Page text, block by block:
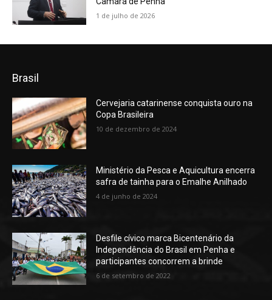
1 de julho de 2026
Brasil
Cervejaria catarinense conquista ouro na
Copa Brasileira
10 de dezembro de 2024
Ministério da Pesca e Aquicultura encerra
safra de tainha para o Emalhe Anilhado
4 de junho de 2024
Desfile cívico marca Bicentenário da
Independência do Brasil em Penha e
participantes concorrem a brinde
6 de setembro de 2022